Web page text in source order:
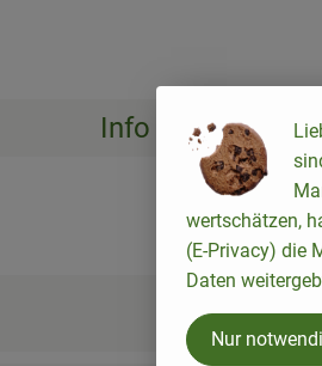
Info
Es wurden
wertschätzen,
(E-Privacy) die
Daten
Nur